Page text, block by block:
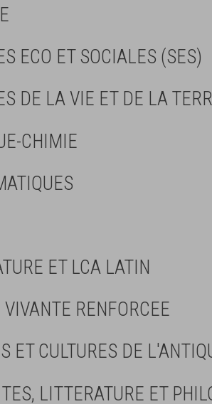
ECO ET SOCIALES (SES)
DE LA VIE ET DE LA
CHIMIE
ET LCA LATIN
VIVANTE RENFORCEE
ET CULTURES DE
LITTERATURE ET